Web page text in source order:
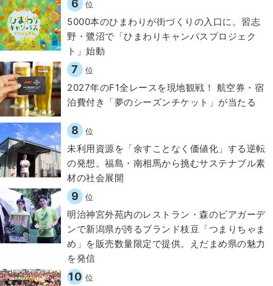
6 位
5000本のひまわりが街づくりの入口に。習志
野・鷺沼で「ひまわりキャンパスプロジェク
ト」始動
7 位
2027年のF1全レースを現地観戦！ 航空券・宿
泊費付き「夢のシーズンチケット」が当たる
8 位
​​未利用資源を「余すことなく価値化」する逆転
の発想。福島・南相馬から挑むサステナブル素
材の社会展開​
9 位
明治神宮外苑内のレストラン・森のビアガーデ
ンで新潟県が誇るブランド枝豆「つまりちゃま
め」を販売数量限定で提供。えだまめ県の魅力
を発信
10 位